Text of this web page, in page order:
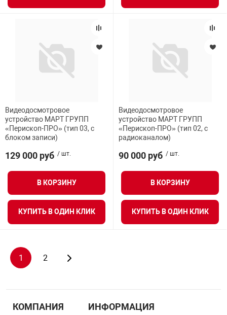
Видеодосмотровое
устройство МАРТ ГРУПП
«Перископ-ПРО» (тип 03, с
блоком записи)
129 000 руб / шт.
В КОРЗИНУ
КУПИТЬ В ОДИН КЛИК
Видеодосмотровое
устройство МАРТ ГРУПП
«Перископ-ПРО» (тип 02, с
радиоканалом)
90 000 руб / шт.
В КОРЗИНУ
КУПИТЬ В ОДИН КЛИК
1 2
КОМПАНИЯ ИНФОРМАЦИЯ